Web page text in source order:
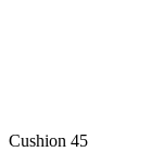
Cushion 45